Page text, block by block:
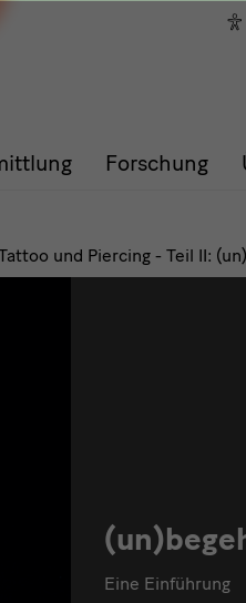
Forschung
und Piercing - Teil II:
Eine Einführung